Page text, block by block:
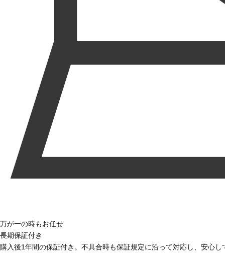
万が一の時もお任せ
長期保証付き
購入後1年間の保証付き。不具合時も保証規定に沿って対応し、安心